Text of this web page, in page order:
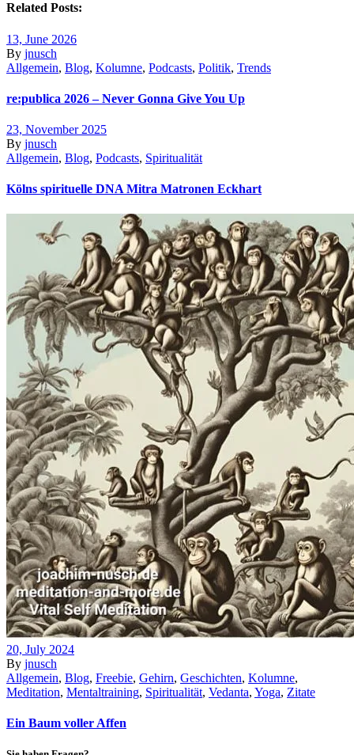
Related Posts:
13, June 2026
By jnusch
Allgemein, Blog, Kolumne, Podcasts, Politik, Trends
re:publica 2026 – Never Gonna Give You Up
23, November 2025
By jnusch
Allgemein, Blog, Podcasts, Spiritualität
Kölns spirituelle DNA Mitra Matronen Eckhart
20, July 2024
By jnusch
Allgemein, Blog, Freebie, Gehirn, Geschichten, Kolumne,
Meditation, Mentaltraining, Spiritualität, Vedanta, Yoga, Zitate
Ein Baum voller Affen